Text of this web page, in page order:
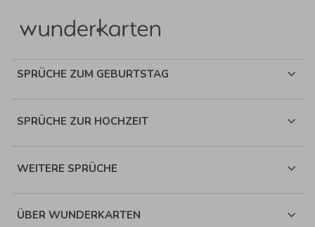
SPRÜCHE ZUM GEBURTSTAG
SPRÜCHE ZUR HOCHZEIT
WEITERE SPRÜCHE
ÜBER WUNDERKARTEN